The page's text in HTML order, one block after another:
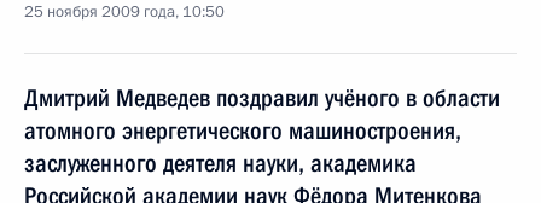
25 ноября 2009 года, 10:50
Дмитрий Медведев поздравил учёного в области
атомного энергетического машиностроения,
заслуженного деятеля науки, академика
Российской академии наук Фёдора Митенкова